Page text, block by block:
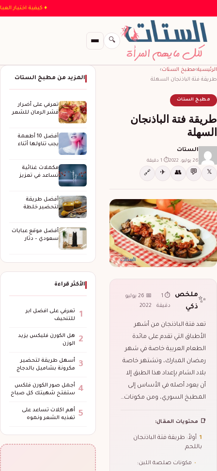
♦ كيفية
🔍
الرئيسية›مطبخ الستات›
طريقة فتة الباذنجان السهلة
مطبخ الستات
طريقة فتة الباذنجان
السهلة
الستات
26 يوليو، 2022 ⏱ 1 دقيقة
𝕏
💬
👥
✈
🔗
✨
ملخص
ذكي
⏱ 1
دقيقة
📅 26 يوليو
2022
تعد فتة الباذنجان من أشهر
الأطباق التي تقدم على مائدة
الطعام العربية خاصة في شهر
رمضان المبارك، وتشتهر خاصة
بلاد الشام بإعداد هذا الطبق إلا
أن يعود أصله في الأساس إلى
المطبخ السوري، ومن مكونات…
📑 محتويات المقال:
1 أولاً: طريقة فتة الباذنجان
باللحم
• مكونات صلصة اللبن:
المزيد من مطبخ الستات
تعرفي على أضرار
قشر الرمان للشعر
أفضل 10 أطعمة
يجب تناولها أثناء
مكملات غذائية
تساعد في تعزيز
أفضل طريقة
لتحضير خلطة
أفضل موقع عبايات
سعودي – دثار
الأكثر قراءة
1
تعرفي على افضل ابر
للتنحيف
2
هل الكورن فليكس يزيد
الوزن
3
أسهل طريقة لتحضير
مكرونة بشاميل بالدجاج
4
أجمل صور الكورن فلكس
ستفتح شهيتك كل صباح
5
أهم اكلات تساعد على
تغذيه الشعر ونموه